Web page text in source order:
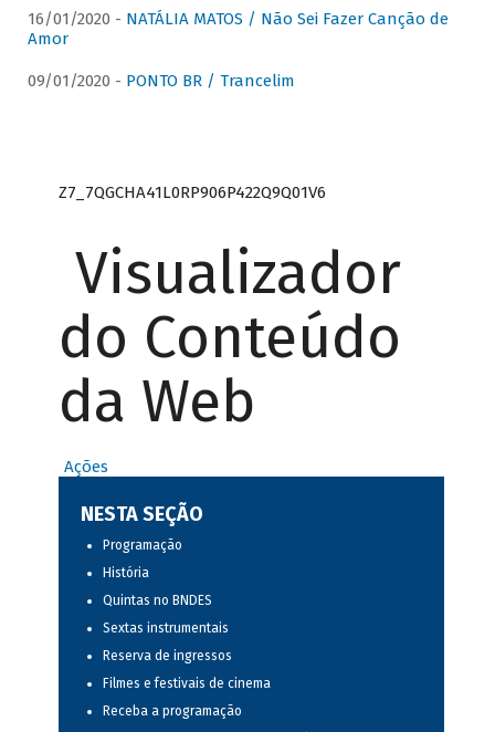
16/01/2020 - NATÁLIA MATOS / Não Sei Fazer Canção de
Amor
09/01/2020 - PONTO BR / Trancelim
Z7_7QGCHA41L0RP906P422Q9Q01V6
Visualizador
do Conteúdo
da Web
Ações
NESTA SEÇÃO
Programação
História
Quintas no BNDES
Sextas instrumentais
Reserva de ingressos
Filmes e festivais de cinema
Receba a programação